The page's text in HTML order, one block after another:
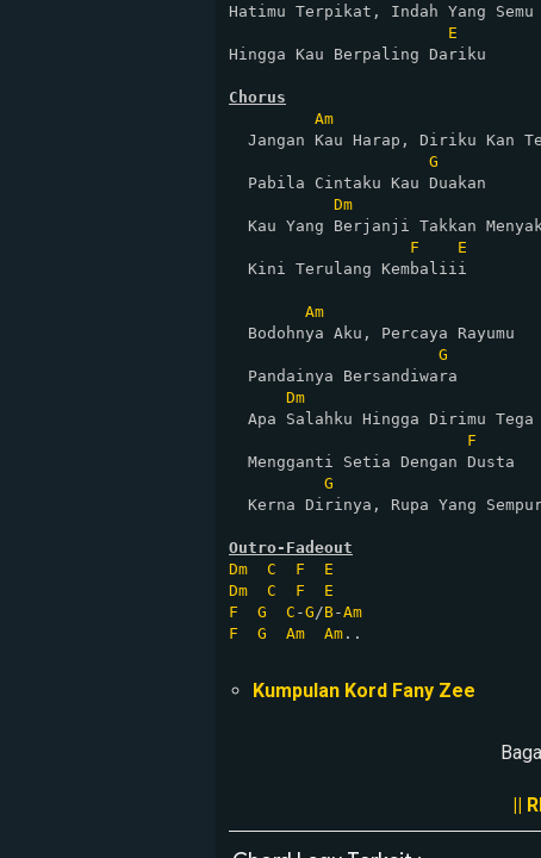
Hatimu Terpikat, Indah Yang Semu
E
Hingga Kau Berpaling Dariku
Chorus
Am
Jangan Kau Harap, Diriku Kan
G
  Pabila Cintaku Kau Duakan
Dm
Kau Yang Berjanji Takkan
F
E
  Kini Terulang Kembaliii
Am
  Bodohnya Aku, Percaya Rayumu
G
  Pandainya Bersandiwara
Dm
  Apa Salahku Hingga Dirimu Tega
F
  Mengganti Setia Dengan Dusta
G
Kerna Dirinya, Rupa Yang
Outro-Fadeout
Dm
C F
E
Dm
C F
E
F
G C -G /B-Am
F
G Am Am ..
Kumpulan Kord Fany Zee
||